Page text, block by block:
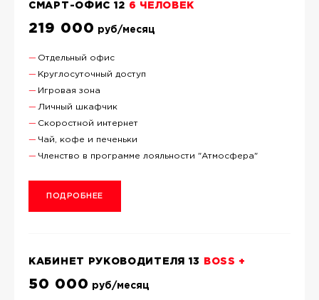
СМАРТ-ОФИС 12 6 ЧЕЛОВЕК
219 000 руб/месяц
Отдельный офис
Круглосуточный доступ
Игровая зона
Личный шкафчик
Скоростной интернет
Чай, кофе и печеньки
Членство в программе лояльности "Атмосфера"
ПОДРОБНЕЕ
КАБИНЕТ РУКОВОДИТЕЛЯ 13 BOSS +
50 000 руб/месяц